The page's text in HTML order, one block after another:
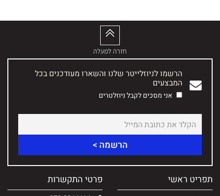
חזרה למעלה
הרשמו לניוזלייטר שלנו והשארו מעודכנים בכל
המבצעים
אני מסכים לקבל ניוזלטרים
תפריט ראשי פרטי התקשרות